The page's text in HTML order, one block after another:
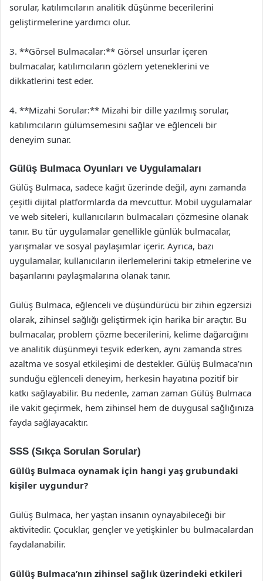
sorular, katılımcıların analitik düşünme becerilerini
geliştirmelerine yardımcı olur.
3. **Görsel Bulmacalar:** Görsel unsurlar içeren
bulmacalar, katılımcıların gözlem yeteneklerini ve
dikkatlerini test eder.
4. **Mizahi Sorular:** Mizahi bir dille yazılmış sorular,
katılımcıların gülümsemesini sağlar ve eğlenceli bir
deneyim sunar.
Gülüş Bulmaca Oyunları ve Uygulamaları
Gülüş Bulmaca, sadece kağıt üzerinde değil, aynı zamanda
çeşitli dijital platformlarda da mevcuttur. Mobil uygulamalar
ve web siteleri, kullanıcıların bulmacaları çözmesine olanak
tanır. Bu tür uygulamalar genellikle günlük bulmacalar,
yarışmalar ve sosyal paylaşımlar içerir. Ayrıca, bazı
uygulamalar, kullanıcıların ilerlemelerini takip etmelerine ve
başarılarını paylaşmalarına olanak tanır.
Gülüş Bulmaca, eğlenceli ve düşündürücü bir zihin egzersizi
olarak, zihinsel sağlığı geliştirmek için harika bir araçtır. Bu
bulmacalar, problem çözme becerilerini, kelime dağarcığını
ve analitik düşünmeyi teşvik ederken, aynı zamanda stres
azaltma ve sosyal etkileşimi de destekler. Gülüş Bulmaca’nın
sunduğu eğlenceli deneyim, herkesin hayatına pozitif bir
katkı sağlayabilir. Bu nedenle, zaman zaman Gülüş Bulmaca
ile vakit geçirmek, hem zihinsel hem de duygusal sağlığınıza
fayda sağlayacaktır.
SSS (Sıkça Sorulan Sorular)
Gülüş Bulmaca oynamak için hangi yaş grubundaki
kişiler uygundur?
Gülüş Bulmaca, her yaştan insanın oynayabileceği bir
aktivitedir. Çocuklar, gençler ve yetişkinler bu bulmacalardan
faydalanabilir.
Gülüş Bulmaca’nın zihinsel sağlık üzerindeki etkileri